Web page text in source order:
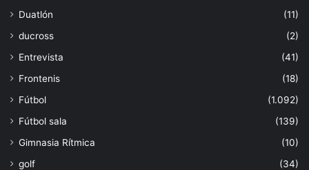
Duatlón
(11)
ducross
(2)
Entrevista
(41)
Frontenis
(18)
Fútbol
(1.092)
Fútbol sala
(139)
Gimnasia Rítmica
(10)
golf
(34)